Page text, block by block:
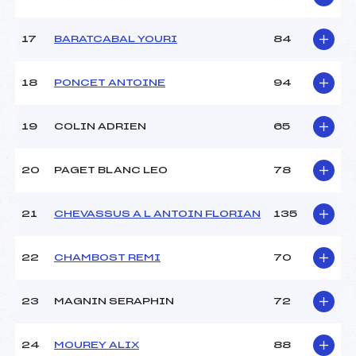
Température départ :
-1
Catégorie :
Min->Mas
17 BARATCABAL YOURI 84
18 PONCET ANTOINE 94
19 COLIN ADRIEN 65
20 PAGET BLANC LEO 78
21 CHEVASSUS A L ANTOIN FLORIAN 135
22 CHAMBOST REMI 70
23 MAGNIN SERAPHIN 72
24 MOUREY ALIX 88